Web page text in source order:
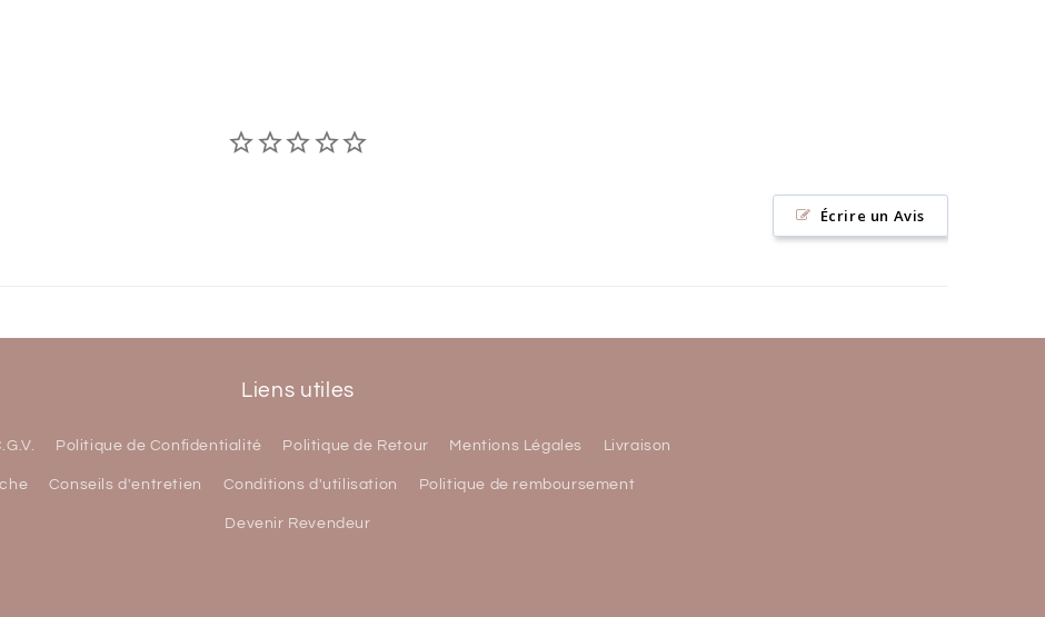
Écrire un Avis
Liens utiles
Politique de Confidentialité Politique de Retour Mentions Légales Livraison
Conseils d'entretien Conditions d'utilisation Politique de remboursement
Devenir Revendeur